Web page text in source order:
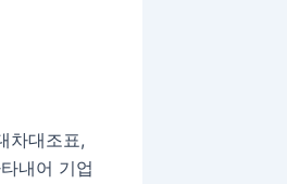
차대조표,
내어 기업